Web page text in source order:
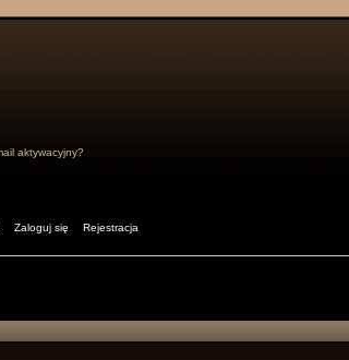
aktywacyjny?
Zaloguj się Rejestracja